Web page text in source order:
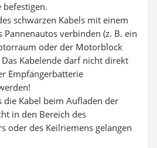
befestigen.
schwarzen Kabels mit einem
Pannenautos verbinden (z. B. ein
oder der Motorblock
Das Kabelende darf nicht direkt
Empfängerbatterie
die Kabel beim Aufladen der
in den Bereich des
oder des Keilriemens gelangen